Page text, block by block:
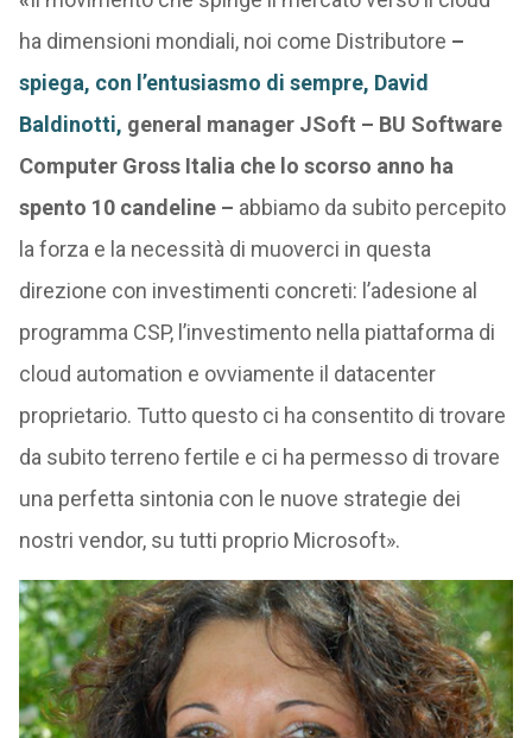
ha dimensioni mondiali, noi come Distributore –
spiega, con l’entusiasmo di sempre, David
Baldinotti, general manager JSoft – BU Software
Computer Gross Italia che lo scorso anno ha
spento 10 candeline – abbiamo da subito percepito
la forza e la necessità di muoverci in questa
direzione con investimenti concreti: l’adesione al
programma CSP, l’investimento nella piattaforma di
cloud automation e ovviamente il datacenter
proprietario. Tutto questo ci ha consentito di trovare
da subito terreno fertile e ci ha permesso di trovare
una perfetta sintonia con le nuove strategie dei
nostri vendor, su tutti proprio Microsoft».